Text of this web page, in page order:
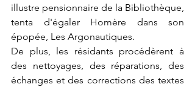
illustre pensionnaire de la Bibliothèque,
tenta d'égaler Homère dans son
épopée, Les Argonautiques.
De plus, les résidants procédèrent à
des nettoyages, des réparations, des
échanges et des corrections des textes